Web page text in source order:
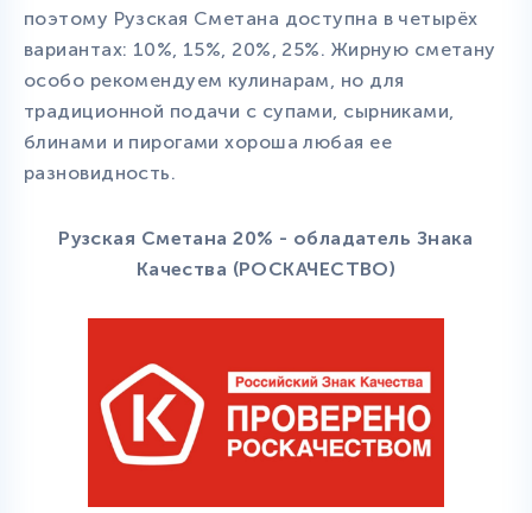
поэтому Рузская Сметана доступна в четырёх
вариантах: 10%, 15%, 20%, 25%. Жирную сметану
особо рекомендуем кулинарам, но для
традиционной подачи с супами, сырниками,
блинами и пирогами хороша любая ее
разновидность.
Рузская Сметана 20% - обладатель Знака
Качества (РОСКАЧЕСТВО)